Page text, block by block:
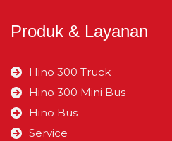
Produk & Layanan
Hino 300 Truck
Hino 300 Mini Bus
Hino Bus
Service